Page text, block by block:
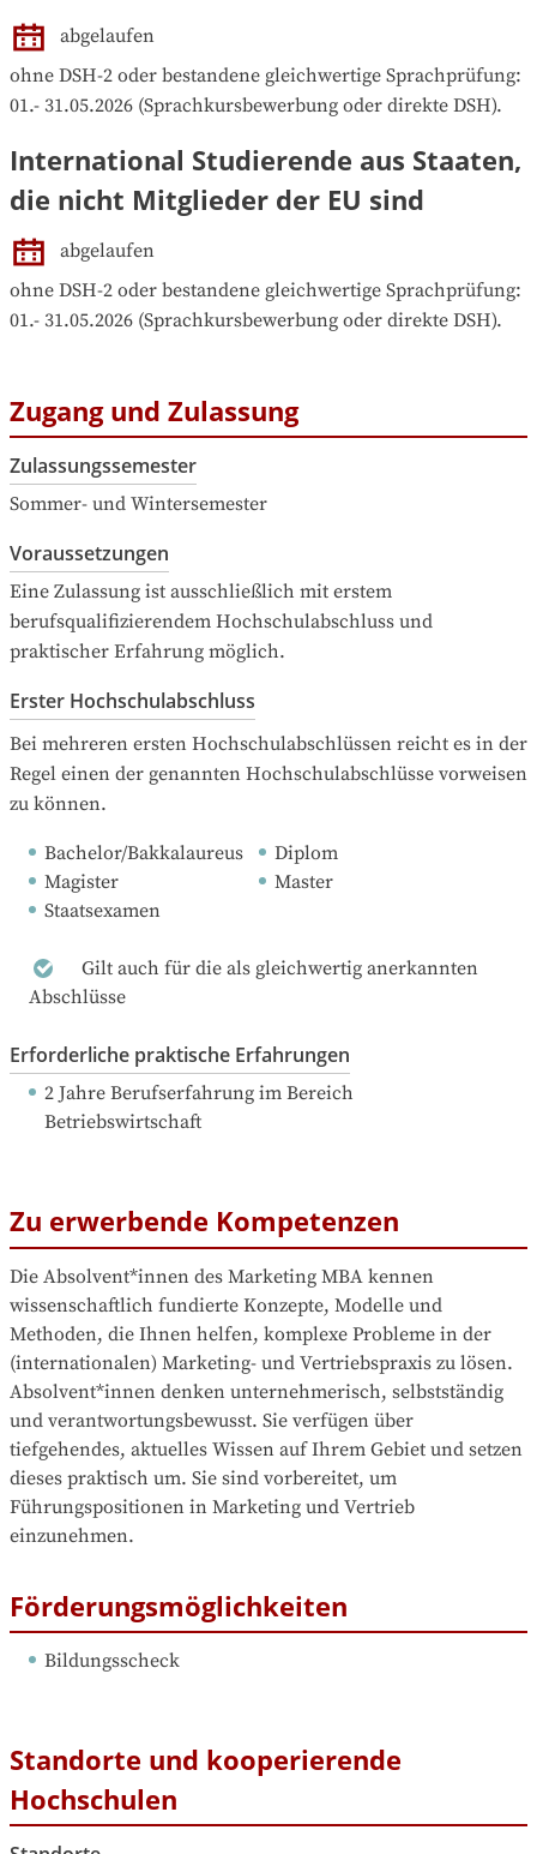
abgelaufen
ohne DSH-2 oder bestandene gleichwertige Sprachprüfung:
01.- 31.05.2026 (Sprachkursbewerbung oder direkte DSH).
International Studierende aus Staaten,
die nicht Mitglieder der EU sind
abgelaufen
ohne DSH-2 oder bestandene gleichwertige Sprachprüfung:
01.- 31.05.2026 (Sprachkursbewerbung oder direkte DSH).
Zugang und Zulassung
Zulassungssemester
Sommer- und Wintersemester
Voraussetzungen
Eine Zulassung ist ausschließlich mit erstem
berufsqualifizierendem Hochschulabschluss und
praktischer Erfahrung möglich.
Erster Hochschulabschluss
Bei mehreren ersten Hochschulabschlüssen reicht es in der
Regel einen der genannten Hochschulabschlüsse vorweisen
zu können.
Bachelor/Bakkalaureus
Diplom
Magister
Master
Staatsexamen
Gilt auch für die als gleichwertig anerkannten
Abschlüsse
Erforderliche praktische Erfahrungen
2 Jahre Berufserfahrung im Bereich
Betriebswirtschaft
Zu erwerbende Kompetenzen
Die Absolvent*innen des Marketing MBA kennen
wissenschaftlich fundierte Konzepte, Modelle und
Methoden, die Ihnen helfen, komplexe Probleme in der
(internationalen) Marketing- und Vertriebspraxis zu lösen.
Absolvent*innen denken unternehmerisch, selbstständig
und verantwortungsbewusst. Sie verfügen über
tiefgehendes, aktuelles Wissen auf Ihrem Gebiet und setzen
dieses praktisch um. Sie sind vorbereitet, um
Führungspositionen in Marketing und Vertrieb
einzunehmen.
Förderungsmöglichkeiten
Bildungsscheck
Standorte und kooperierende
Hochschulen